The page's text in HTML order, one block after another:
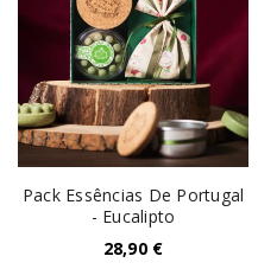
Pack Essências De Portugal
- Eucalipto
28,90 €